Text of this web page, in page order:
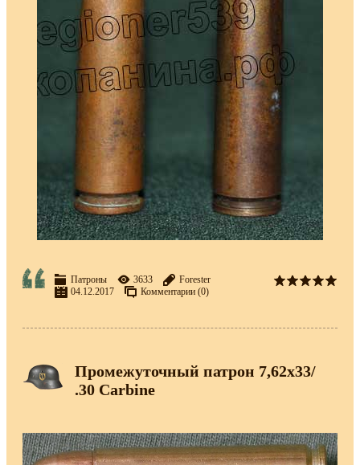
Патроны 3633
Forester
04.12.2017
Комментарии (0)
Промежуточный патрон 7,62х33/
.30 Carbine